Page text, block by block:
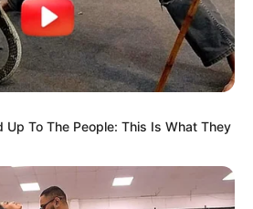
ALERTA
Para estar bien informado, por
Up To The People: This Is What They